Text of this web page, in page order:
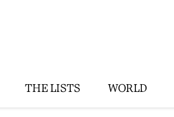
THE LISTS WORLD